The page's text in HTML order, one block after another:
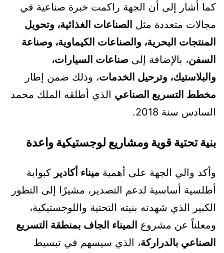
كما أشار إلى أن الجهة راكمت خبرة صناعية في
مجالات متعددة مثل الصناعات الغذائية، وتحويل
المنتجات البحرية، والصناعات الكيماوية، وصناعة
السفن، بالإضافة إلى صناعات السيارات،
والبلاستيك، وترحيل الخدمات، وذلك ضمن إطار
مخطط التسريع الصناعي الذي أطلقه الملك محمد
السادس سنة 2018.
بنية تحتية قوية ومشاريع لوجستيكية واعدة
وأكد والي الجهة على أهمية ميناء أكادير كبوابة
أطلسية أساسية لدعم التصدير، مشيرًا إلى التطور
الكبير الذي شهدته بنيته التحتية واللوجستيكية،
ومعلناً عن مشروع الميناء الجاف بمنطقة التسريع
الصناعي بالدراركة، الذي سيسهم في تبسيط